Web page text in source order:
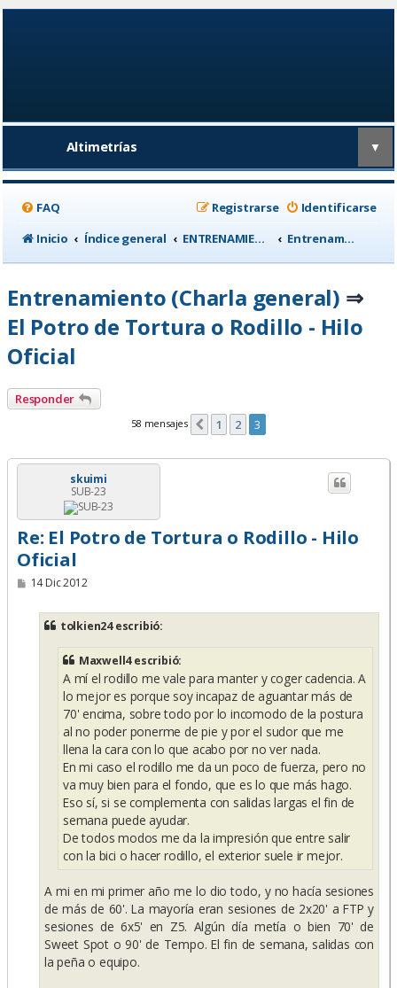
Altimetrías ▼
FAQ Identificarse
Registrarse
Inicio
Índice general ENTRENAMIENTO, medicina deportiva y nutrición Entrenamiento (Charla general)
Entrenamiento (Charla general) ⇒
El Potro de Tortura o Rodillo - Hilo
Oficial
Responder
58 mensajes Anterior
1 2 3
skuimi
SUB-23
Re: El Potro de Tortura o Rodillo - Hilo
Oficial
M14 Dic 2012
tolkien24 escribió:
Maxwell4 escribió:
A mí el rodillo me vale para manter y coger cadencia. A
lo mejor es porque soy incapaz de aguantar más de
70' encima, sobre todo por lo incomodo de la postura
al no poder ponerme de pie y por el sudor que me
llena la cara con lo que acabo por no ver nada.
En mi caso el rodillo me da un poco de fuerza, pero no
va muy bien para el fondo, que es lo que más hago.
Eso sí, si se complementa con salidas largas el fin de
semana puede ayudar.
De todos modos me da la impresión que entre salir
con la bici o hacer rodillo, el exterior suele ir mejor.
A mi en mi primer año me lo dio todo, y no hacía sesiones
de más de 60'. La mayoría eran sesiones de 2x20' a FTP y
sesiones de 6x5' en Z5. Algún día metía o bien 70' de
Sweet Spot o 90' de Tempo. El fin de semana, salidas con
la peña o equipo.